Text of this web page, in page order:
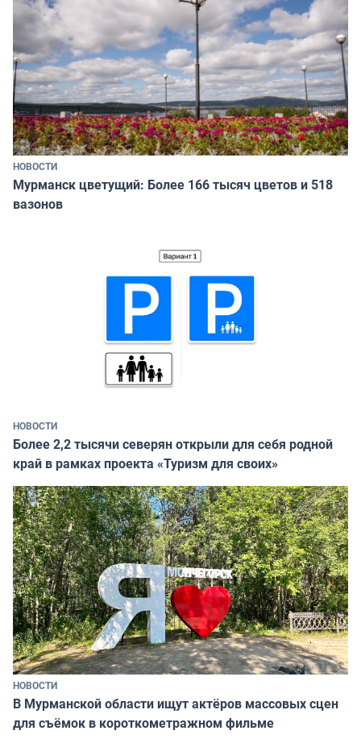
НОВОСТИ
Мурманск цветущий: Более 166 тысяч цветов и 518
вазонов
НОВОСТИ
Более 2,2 тысячи северян открыли для себя родной
край в рамках проекта «Туризм для своих»
НОВОСТИ
В Мурманской области ищут актёров массовых сцен
для съёмок в короткометражном фильме